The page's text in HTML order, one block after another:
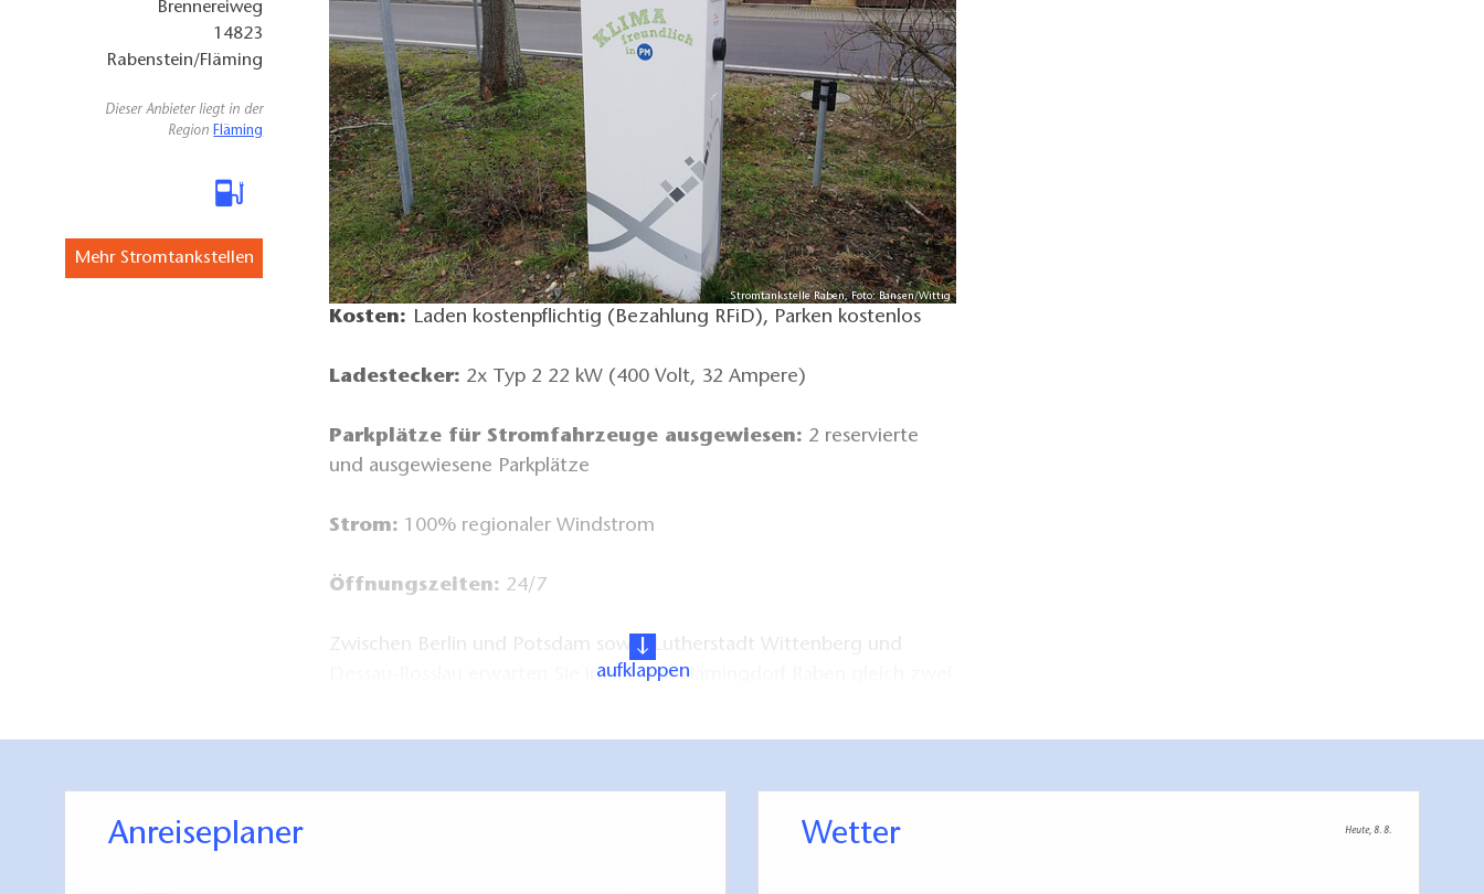
Brennereiweg
14823
Rabenstein/Fläming
Dieser Anbieter liegt in der
Region Fläming
Mehr Stromtankstellen
Stromtankstelle Raben, Foto: Bansen/Wittig
Kosten: Laden kostenpflichtig (Bezahlung RFiD), Parken kostenlos
Ladestecker: 2x Typ 2 22 kW (400 Volt, 32 Ampere)
Parkplätze für Stromfahrzeuge ausgewiesen: 2 reservierte
und ausgewiesene Parkplätze
Strom: 100% regionaler Windstrom
Öffnungszeiten: 24/7
Zwischen Berlin und Potsdam sowie Lutherstadt Wittenberg und
Dessau-Rosslau erwarten Sie im kleinen Flämingdorf Raben gleich zwei
hohen steilen Hagen (ca. 20 min. Fußweg vom Parkplatz) sowie das
Naturparausstellung "Ritterburgen, Buchen, Bockwindmühlen" (ca. 150
m). Mehrere Wanderwege, der Dorfgasthof Hemmerling mit
aufklappen
Anreiseplaner Wetter Heute, 8. 8.